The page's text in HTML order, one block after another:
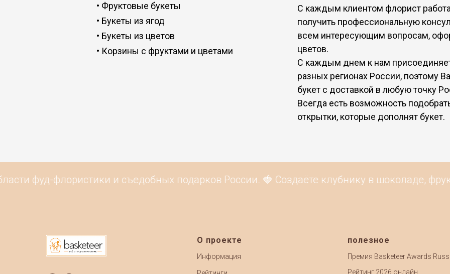
• Фруктовые букеты
• Букеты из ягод
• Букеты из цветов
• Корзины с фруктами и цветами
С каждым клиентом флорист
получить профессиональную
всем интересующим вопросам,
цветов.
С каждым днем к нам
разных регионах России, поэтому
букет с доставкой в любую точку
Всегда есть возможность
открытки, которые дополнят букет.
фуд-флористики и съедобных подарков России. 🍓 Создаёте клубнику в шоколаде,
О проекте
Информация
полезное
Премия Basketeer Awards
Рейтинг 2026 онлайн